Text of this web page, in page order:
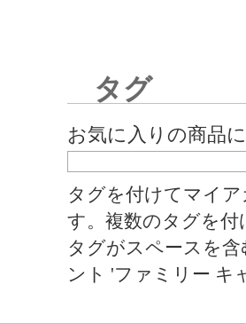
タグ
お気に入りの商品
タグを付けてマイ
す。複数のタグを
タグがスペースを
ント 'ファミリー キ